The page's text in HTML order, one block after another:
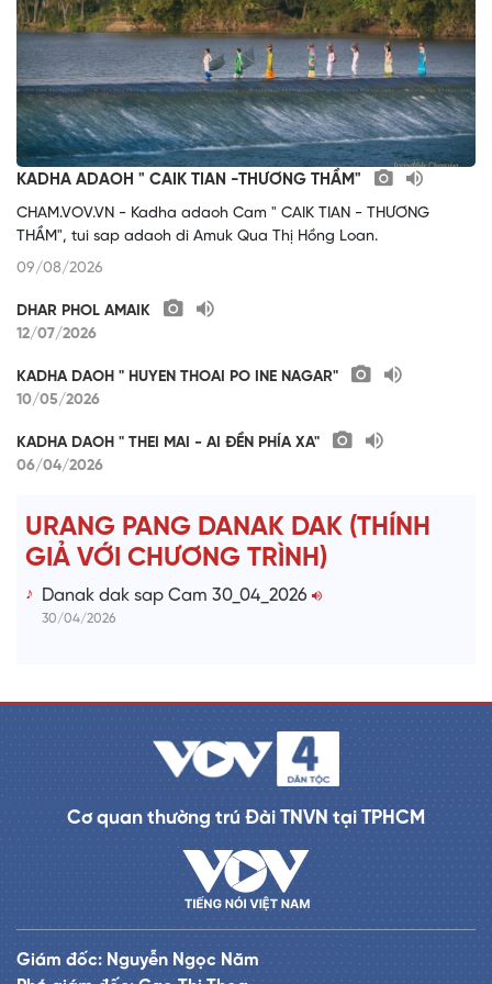
KADHA ADAOH " CAIK TIAN -THƯƠNG THẦM"
CHAM.VOV.VN - Kadha adaoh Cam " CAIK TIAN - THƯƠNG
THẦM", tui sap adaoh di Amuk Qua Thị Hồng Loan.
09/08/2026
DHAR PHOL AMAIK
12/07/2026
KADHA DAOH " HUYEN THOAI PO INE NAGAR"
10/05/2026
KADHA DAOH " THEI MAI - AI ĐỀN PHÍA XA"
06/04/2026
URANG PANG DANAK DAK (THÍNH
GIẢ VỚI CHƯƠNG TRÌNH)
Danak dak sap Cam 30_04_2026
30/04/2026
Cơ quan thường trú Đài TNVN tại TPHCM
Giám đốc: Nguyễn Ngọc Năm